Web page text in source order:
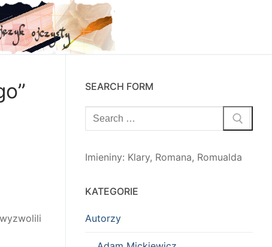
SEARCH FORM
Szukaj:
Imieniny: Klary, Romana, Romualda
KATEGORIE
Autorzy